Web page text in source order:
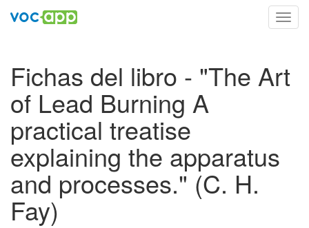
Fichas del libro - "The Art
of Lead Burning A
practical treatise
explaining the apparatus
and processes." (C. H.
Fay)